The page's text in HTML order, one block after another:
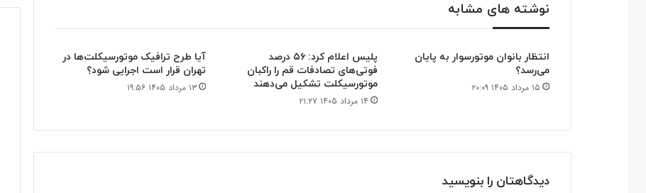
نوشته های مشابه
انتظار بانوان موتورسوار به پایان
می‌رسد؟
۱۵ مرداد ۱۴۰۵ ۲۰:۰۹
پلیس اعلام کرد: ۵۶ درصد
فوتی‌های تصادفات قم را راکبان
موتورسیکلت تشکیل می‌دهند
۱۴ مرداد ۱۴۰۵ ۲۱:۲۷
آیا طرح ترافیک موتورسیکلت‌ها در
تهران قرار است اجرایی شود؟
۱۳ مرداد ۱۴۰۵ ۱۹:۵۶
دیدگاهتان را بنویسید